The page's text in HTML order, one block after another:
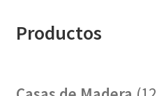
Productos